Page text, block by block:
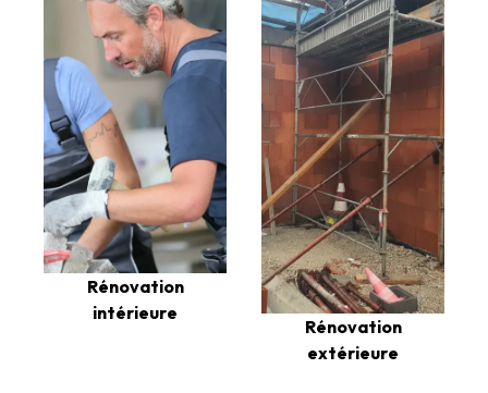
Rénovation
intérieure
Rénovation
extérieure